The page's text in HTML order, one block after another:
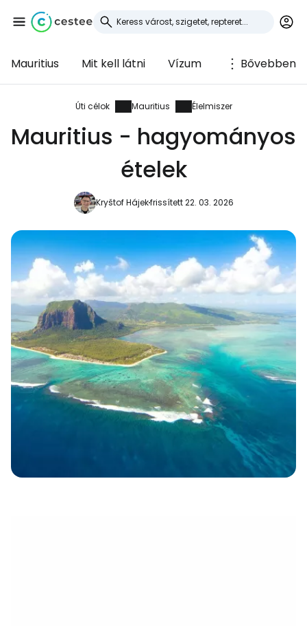
Mauritius Mit kell látni Vízum Bővebben
Úti célok Mauritius Élelmiszer
Mauritius - hagyományos
ételek
Kryštof Hájekfrissített 22. 03. 2026
Bejelentkezés a
Cestee-be
... az utazási közösség világszerte
Folytatás a Facebookkal
Folytassa e-mailben